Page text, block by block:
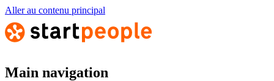
Aller au contenu principal
Main navigation